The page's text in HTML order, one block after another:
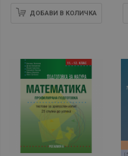
ДОБАВИ В КОЛИЧКА